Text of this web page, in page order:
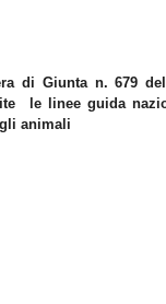
di Giunta n. 679
le linee guida
animali